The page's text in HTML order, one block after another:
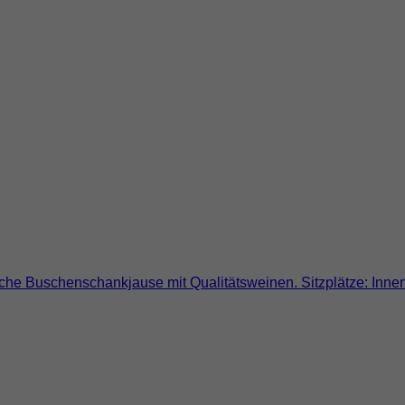
Buschenschankjause mit Qualitätsweinen. Sitzplätze: